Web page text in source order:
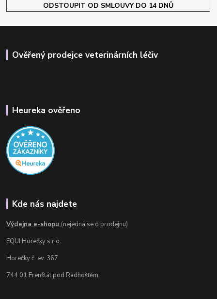
ODSTOUPIT OD SMLOUVY DO 14 DNŮ
Ověřený prodejce veterinárních léčiv
Heureka ověřeno
Kde nás najdete
Výdejna e-shopu (nejedná se o prodejnu)
EQUI Horečky s.r.o.
Horečky č. ev. 367
744 01 Frenštát pod Radhoštěm